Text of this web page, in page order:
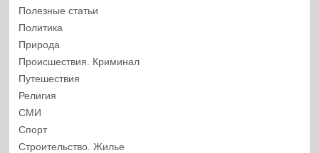
Полезные статьи
Политика
Природа
Происшествия. Криминал
Путешествия
Религия
СМИ
Спорт
Строительство. Жилье